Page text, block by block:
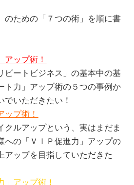
のための「７つの術」を順に書
アップ術！
ピートビジネス」の基本中の基
ト力」アップ術の５つの事例か
でいただきたい！
ップ術！
クルアップという、実はまだま
への「ＶＩＰ促進力」アップの
アップを目指していただきた
」アップ術！